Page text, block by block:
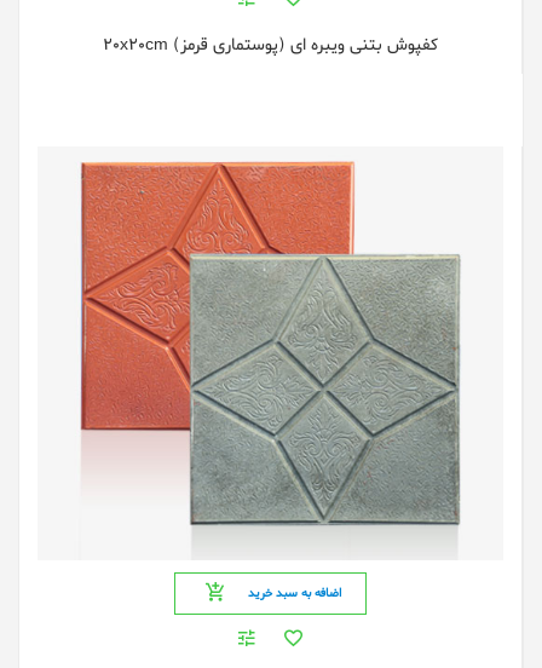
کفپوش بتنی ویبره ای (پوستماری قرمز) 20x20cm
اضافه به سبد خرید